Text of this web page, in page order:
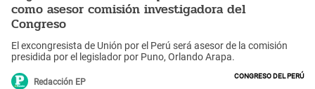
como asesor comisión investigadora del
Congreso
El excongresista de Unión por el Perú será asesor de la comisión
presidida por el legislador por Puno, Orlando Arapa.
Redacción EP
Congreso del Perú